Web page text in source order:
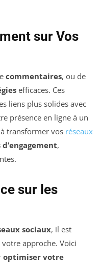
sur Vos
commentaires, ou de
efficaces. Ces
liens plus solides avec
présence en ligne à un
transformer vos réseaux
,
sur les
sociaux, il est
approche. Voici
optimiser votre